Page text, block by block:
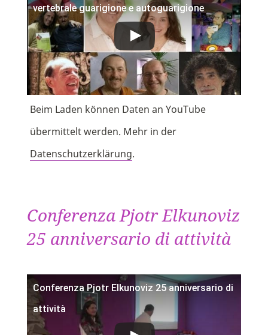
vertebrale guarigione e autoguarigione
Beim Laden können Daten an YouTube
übermittelt werden. Mehr in der
Datenschutzerklärung.
Conferenza Pjotr Elkunoviz
25 anniversario di attività
Conferenza Pjotr Elkunoviz 25 anniversario di
attività